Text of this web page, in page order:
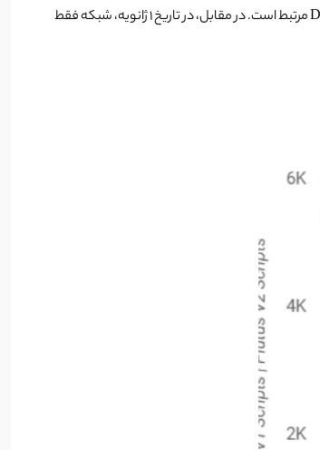
به گفتهٔ داده‌های (Cardano Blockchain Insights) در تاریخ (۱۸ ماه می ۲۰۲۳)، کاردانو حدود ۵۷۷۶ اسکریپت Plutus V1 را در خود میزبانی می‌کند که اغلب به برنامه‌های DeFi مرتبط است. در مقابل، در تاریخ ۱ ژانویه، شبکه فقط